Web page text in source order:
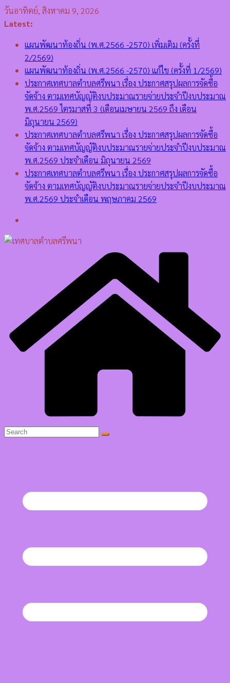
Skip
to
วันอาทิตย์, สิงหาคม 9, 2026
Latest:
แผนพัฒนาท้องถิ่น (พ.ศ.2566 -2570) เพิ่มเติม (ครั้งที่
2/2569)
แผนพัฒนาท้องถิ่น (พ.ศ.2566 -2570) แก้ไข (ครั้งที่ 1/2569)
ประกาศเทศบาลตำบลศรีพนา เรื่อง ประกาศสรุปผลการจัดซื้อ
จัดจ้าง ตามเทศบัญญัติงบประมาณรายจ่ายประจำปีงบประมาณ
พ.ศ.2569 ไตรมาสที่ 3 (เดือนเมษายน 2569 ถึง เดือน
มิถุนายน 2569)
ประกาศเทศบาลตำบลศรีพนา เรื่อง ประกาศสรุปผลการจัดซื้อ
จัดจ้าง ตามเทศบัญญัติงบประมาณรายจ่ายประจำปีงบประมาณ
พ.ศ.2569 ประจำเดือน มิถุนายน 2569
ประกาศเทศบาลตำบลศรีพนา เรื่อง ประกาศสรุปผลการจัดซื้อ
จัดจ้าง ตามเทศบัญญัติงบประมาณรายจ่ายประจำปีงบประมาณ
พ.ศ.2569 ประจำเดือน พฤษภาคม 2569